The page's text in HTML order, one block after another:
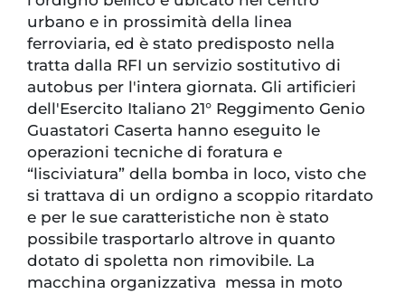
urbano e in prossimità della linea
ferroviaria, ed è stato predisposto nella
tratta dalla RFI un servizio sostitutivo di
autobus per l'intera giornata. Gli artificieri
dell'Esercito Italiano 21° Reggimento Genio
Guastatori Caserta hanno eseguito le
operazioni tecniche di foratura e
“lisciviatura” della bomba in loco, visto che
si trattava di un ordigno a scoppio ritardato
e per le sue caratteristiche non è stato
possibile trasportarlo altrove in quanto
dotato di spoletta non rimovibile. La
macchina organizzativa messa in moto